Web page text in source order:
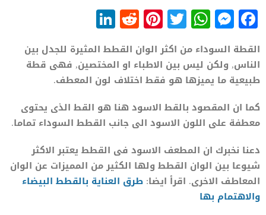
Facebook
Messenger
WhatsApp
Twitter
Pinterest
Reddit
القطة السوداء من اكثر الوان القطط المثيرة للجدل بين
الناس, ولكن ليس بين الاطباء او المختصين, فهى قطة
طبيعية ما يميزها هو فقط اختلاف لون المعطف.
كما ان المقصود بالقط الاسود هنا هو القط الذى يحتوى
معطفة على اللون الاسود الى جانب القطط السوداء تماما.
دعنا نخبرك ان المطعف الاسود فى القطط يعتبر الاكثر
شيوعا بين الوان القطط ولها الكثير من المميزات عن الوان
المعاطف الاخرى. اقرأ ايضا: طرق العناية بالقطط البيضاء
والاهتمام بها